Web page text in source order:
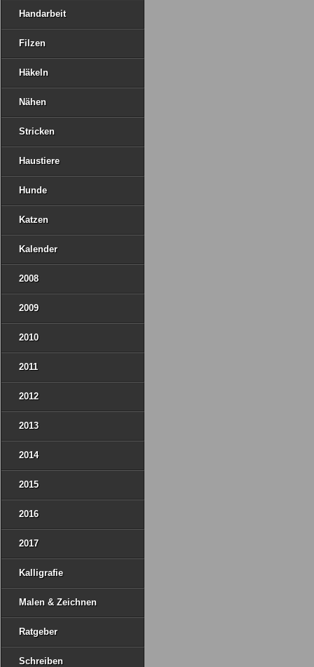
Handarbeit
Filzen
Häkeln
Nähen
Stricken
Haustiere
Hunde
Katzen
Kalender
2008
2009
2010
2011
2012
2013
2014
2015
2016
2017
Kalligrafie
Malen & Zeichnen
Ratgeber
Schreiben